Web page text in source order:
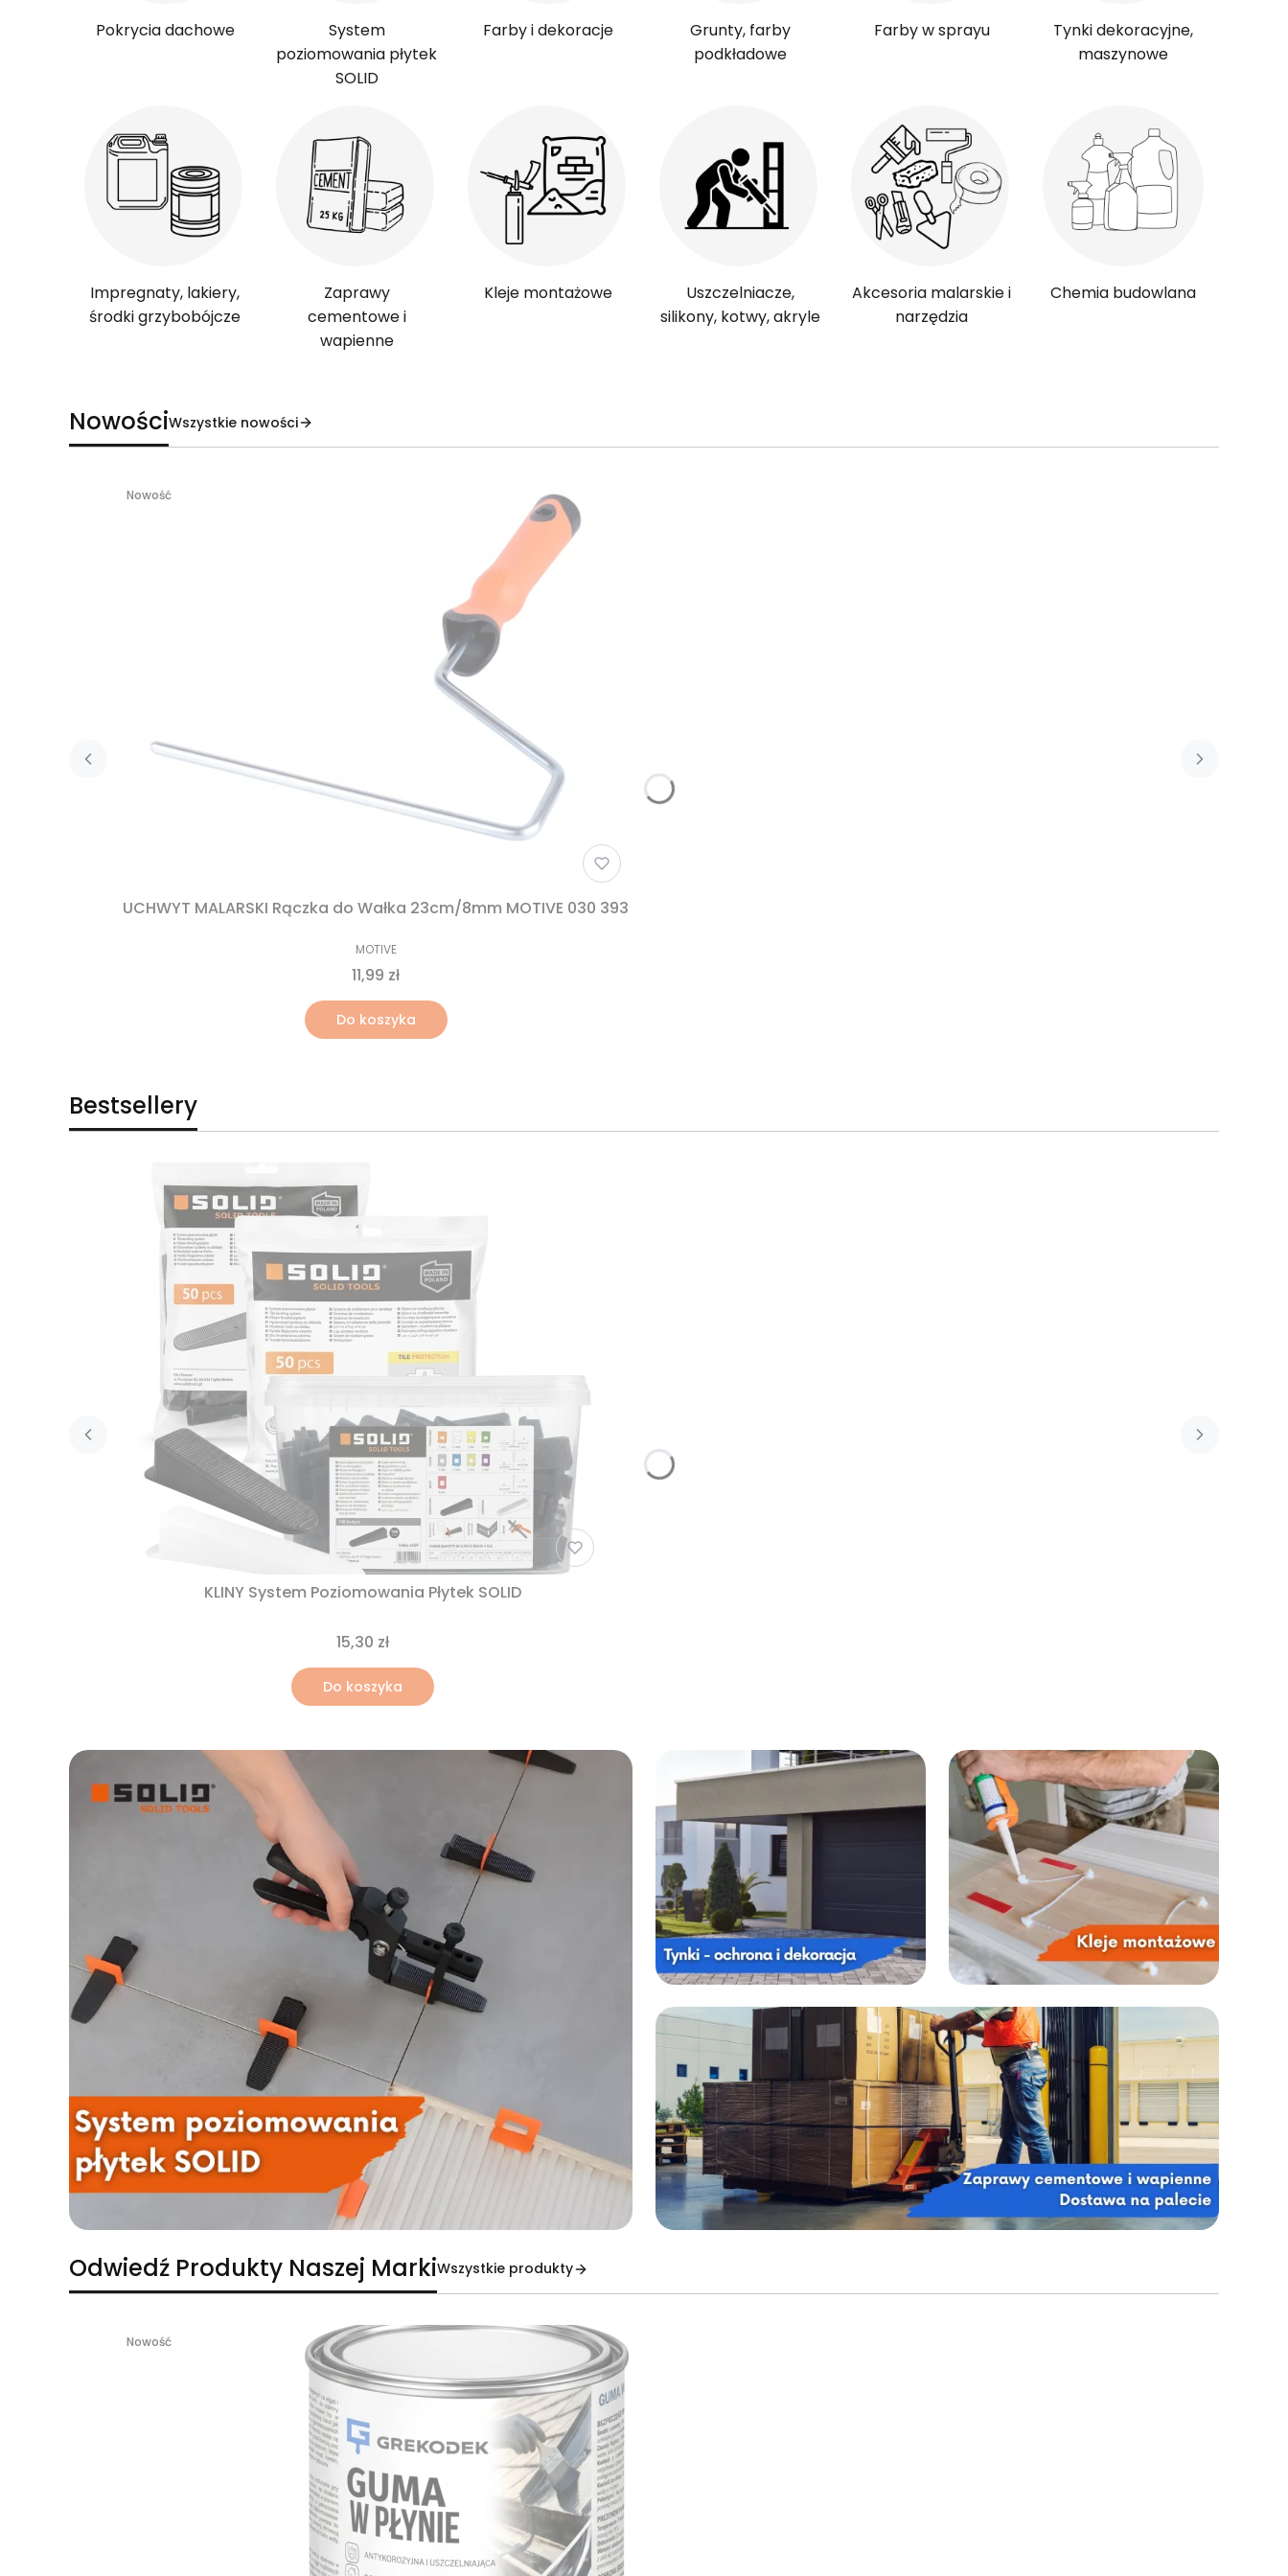
Pokrycia dachowe
System
poziomowania płytek
SOLID
Farby i dekoracje
Grunty, farby
podkładowe
Farby w sprayu
Tynki dekoracyjne,
maszynowe
Impregnaty, lakiery,
środki grzybobójcze
Zaprawy
cementowe i
wapienne
Kleje montażowe
Uszczelniacze,
silikony, kotwy, akryle
Akcesoria malarskie i
narzędzia
Chemia budowlana
NowościWszystkie nowości
Nowość
UCHWYT MALARSKI Rączka do Wałka 23cm/8mm MOTIVE 030 393
MOTIVE
11,99 zł
Do koszyka
Bestsellery
KLINY System Poziomowania Płytek SOLID
15,30 zł
Do koszyka
Odwiedź Produkty Naszej MarkiWszystkie produkty
Nowość